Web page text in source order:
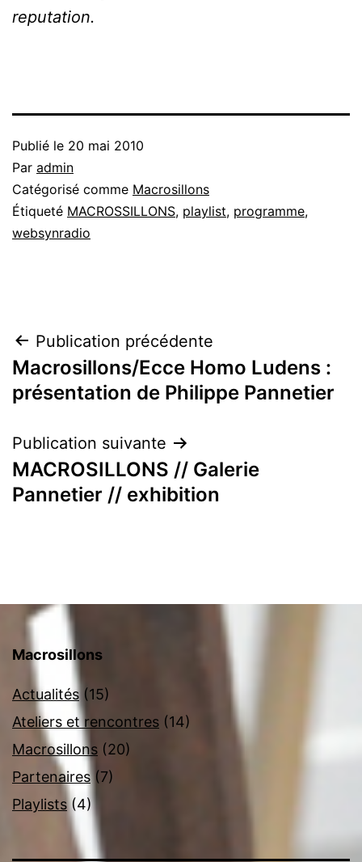
reputation.
Publié le 20 mai 2010
Par admin
Catégorisé comme Macrosillons
Étiqueté MACROSSILLONS, playlist, programme,
websynradio
Navigation
de
Publication précédente
Macrosillons/Ecce Homo Ludens :
présentation de Philippe Pannetier
Publication suivante
MACROSILLONS // Galerie
Pannetier // exhibition
Macrosillons
Actualités (15)
Ateliers et rencontres (14)
Macrosillons (20)
Partenaires(7)
Playlists(4)